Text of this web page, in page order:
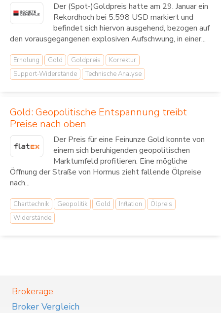
Der (Spot-)Goldpreis hatte am 29. Januar ein
Rekordhoch bei 5.598 USD markiert und
befindet sich hiervon ausgehend, bezogen auf
den vorausgegangenen explosiven Aufschwung, in einer...
Erholung Gold Goldpreis
Korrektur
Support-Widerstände
Technische Analyse
Gold: Geopolitische Entspannung treibt
Preise nach oben
Der Preis für eine Feinunze Gold konnte von
einem sich beruhigenden geopolitischen
Marktumfeld profitieren. Eine mögliche
Öffnung der Straße von Hormus zieht fallende Ölpreise
nach...
Charttechnik Geopolitik Gold Inflation
Ölpreis
Widerstände
Brokerage
Broker Vergleich